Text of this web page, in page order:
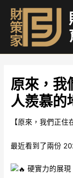
內
原來，我
人羨慕的
【原來，我們正住
最近看到了兩份
硬實力的展現